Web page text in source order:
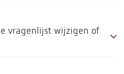
vragenlijst wijzigen of